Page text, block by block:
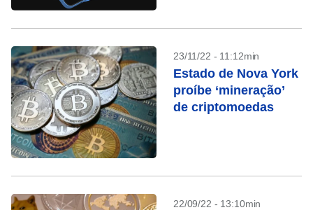
23/11/22 - 11:12min
Estado de Nova York
proíbe ‘mineração’
de criptomoedas
22/09/22 - 13:10min